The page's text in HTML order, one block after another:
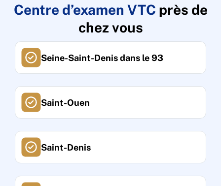
Centre d’examen VTC près de
chez vous
Seine-Saint-Denis dans le 93
Saint-Ouen
Saint-Denis